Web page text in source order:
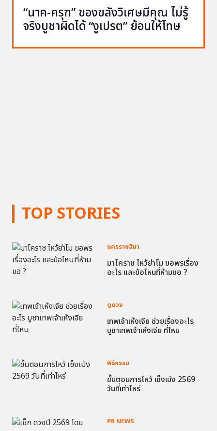
TOP STORIES
นครราชสีมา
มาโคราช ไหว้ย่าโม ขอพรเรื่อง
อะไร และข้อไหนที่ห้ามขอ ?
ดูดวง
เทพเจ้าเห้งเจีย ช่วยเรื่องอะไร
บูชาเทพเจ้าเห้งเจีย ที่ไหน
พิธีกรรม
ขั้นตอนการไหว้ เช็งเม้ง 2569
วันที่เท่าไหร่
PR NEWS
“นาค-ครุฑ” ของขลังวิเศษมีคุณ ไม่รู้
จริงบูชาผิดได้ “งูเปรต” ย้อนให้โทษ